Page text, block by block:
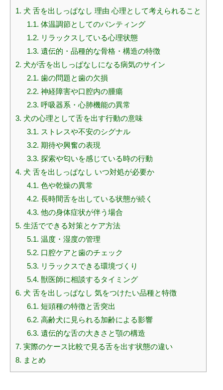
1. 犬 舌を出しっぱなし 理由 心理として考えられること
1.1. 体温調節としてのパンティング
1.2. リラックスしている心理状態
1.3. 遺伝的・品種的な骨格・構造の特徴
2. 犬が舌を出しっぱなしになる病気のサイン
2.1. 歯の問題と歯の欠損
2.2. 神経障害や口腔内の腫瘍
2.3. 呼吸器系・心肺機能の異常
3. 犬の心理として舌を出す行動の意味
3.1. ストレスや不安のシグナル
3.2. 期待や興奮の表現
3.3. 探索や匂いを感じている時の行動
4. 犬 舌を出しっぱなし いつ対処が必要か
4.1. 色や乾燥の異常
4.2. 長時間舌を出している状態が続く
4.3. 他の身体症状が伴う場合
5. 生活でできる対策とケア方法
5.1. 温度・湿度の管理
5.2. 口腔ケアと歯のチェック
5.3. リラックスできる環境づくり
5.4. 獣医師に相談するタイミング
6. 犬 舌を出しっぱなし 気をつけたい品種と特徴
6.1. 短頭種の特徴と舌突出
6.2. 高齢犬に見られる加齢による影響
6.3. 遺伝的な舌の大きさと顎の構造
7. 実際のケース比較で見る舌を出す状態の違い
8. まとめ